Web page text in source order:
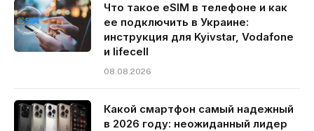
Что такое eSIM в телефоне и как
ее подключить в Украине:
инструкция для Kyivstar, Vodafone
и lifecell
08.08.2026
Какой смартфон самый надежный
в 2026 году: неожиданный лидер